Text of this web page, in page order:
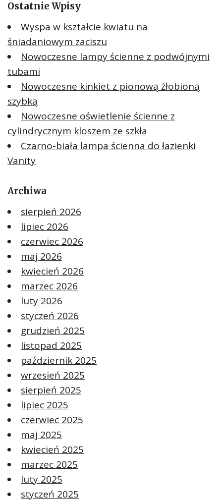
Ostatnie Wpisy
Wyspa w kształcie kwiatu na
śniadaniowym zaciszu
Nowoczesne lampy ścienne z podwójnymi
tubami
Nowoczesne kinkiet z pionową żłobioną
szybką
Nowoczesne oświetlenie ścienne z
cylindrycznym kloszem ze szkła
Czarno-biała lampa ścienna do łazienki
Vanity
Archiwa
sierpień 2026
lipiec 2026
czerwiec 2026
maj 2026
kwiecień 2026
marzec 2026
luty 2026
styczeń 2026
grudzień 2025
listopad 2025
październik 2025
wrzesień 2025
sierpień 2025
lipiec 2025
czerwiec 2025
maj 2025
kwiecień 2025
marzec 2025
luty 2025
styczeń 2025